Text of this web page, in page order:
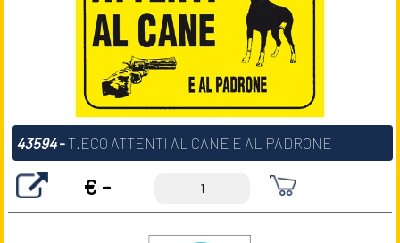
43594- T.ECO ATTENTI AL CANE E AL PADRONE
€ -